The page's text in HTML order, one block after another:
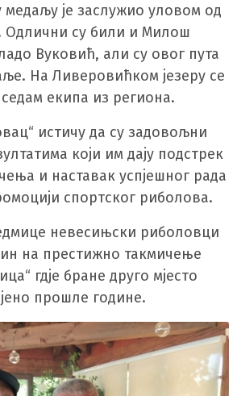
медаљу је заслужио уловом од
Одлични су били и Милош
Вуковић, али су овог пута
На Ливеровићком језеру се
екипа из региона.
истичу да су задовољни
који им дају подстрек
и наставак успјешног рада
спортског риболова.
невесињски риболовци
на престижно такмичење
гдје бране друго мјесто
прошле године.